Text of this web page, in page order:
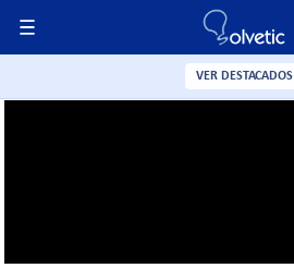
VER DESTACADOS